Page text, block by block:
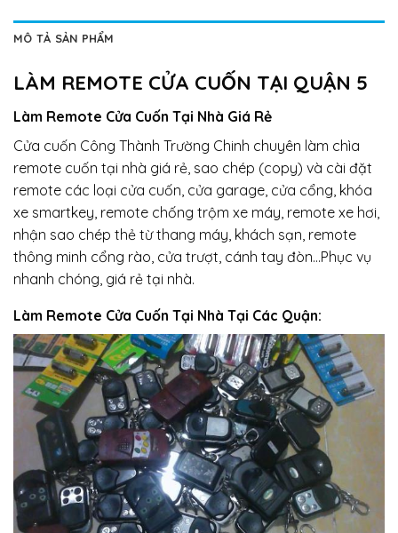
MÔ TẢ SẢN PHẨM
LÀM REMOTE CỬA CUỐN TẠI QUẬN 5
Làm Remote Cửa Cuốn Tại Nhà Giá Rẻ​
Cửa cuốn Công Thành Trường Chinh chuyên làm chìa
remote cuốn tại nhà giá rẻ, sao chép (copy) và cài đặt
remote các loại cửa cuốn, cửa garage, cửa cổng, khóa
xe smartkey, remote chống trộm xe máy, remote xe hơi,
nhận sao chép thẻ từ thang máy, khách sạn, remote
thông minh cổng rào, cửa trượt, cánh tay đòn…Phục vụ
nhanh chóng, giá rẻ tại nhà.
Làm Remote Cửa Cuốn Tại Nhà Tại Các Quận: